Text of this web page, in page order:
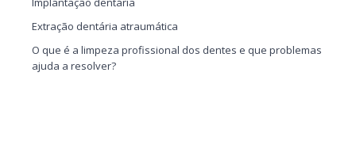
Extração dentária atraumática
O que é a limpeza profissional dos dentes e que problemas
ajuda a resolver?